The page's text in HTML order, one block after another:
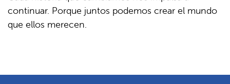
continuar. Porque juntos podemos crear el mundo
que ellos merecen.